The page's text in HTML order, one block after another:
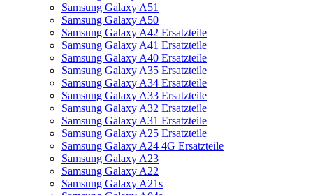
Samsung Galaxy A51
Samsung Galaxy A50
Samsung Galaxy A42 Ersatzteile
Samsung Galaxy A41 Ersatzteile
Samsung Galaxy A40 Ersatzteile
Samsung Galaxy A35 Ersatzteile
Samsung Galaxy A34 Ersatzteile
Samsung Galaxy A33 Ersatzteile
Samsung Galaxy A32 Ersatzteile
Samsung Galaxy A31 Ersatzteile
Samsung Galaxy A25 Ersatzteile
Samsung Galaxy A24 4G Ersatzteile
Samsung Galaxy A23
Samsung Galaxy A22
Samsung Galaxy A21s